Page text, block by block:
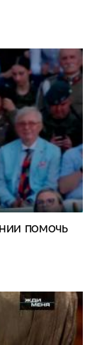
помочь